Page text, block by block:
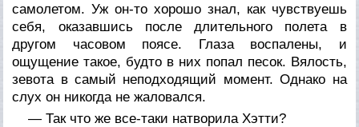
самолетом. Уж он-то хорошо знал, как чувствуешь
себя, оказавшись после длительного полета в
другом часовом поясе. Глаза воспалены, и
ощущение такое, будто в них попал песок. Вялость,
зевота в самый неподходящий момент. Однако на
слух он никогда не жаловался.
— Так что же все-таки натворила Хэтти?